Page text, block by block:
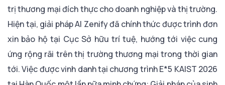
trị thương mại đích thực cho doanh nghiệp và thị trường.
Hiện tại, giải pháp AI Zenify đã chính thức được trình đơn
xin bảo hộ tại Cục Sở hữu trí tuệ, hướng tới việc cung
ứng rộng rãi trên thị trường thương mại trong thời gian
tới. Việc được vinh danh tại chương trình E*5 KAIST 2026